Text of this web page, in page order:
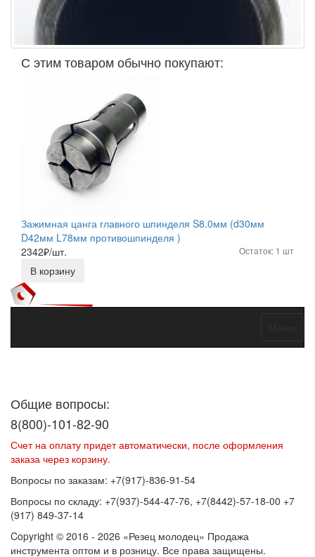
С этим товаром обычно покупают:
Зажимная цанга главного шпинделя S8.0мм (d30мм
D42мм L78мм противошпинделя )
2342₽/шт. Остаток: 1 шт
В корзину
Общие вопросы:
8(800)-101-82-90
Счет на оплату придет автоматически, после оформления
заказа через корзину.
Вопросы по заказам: +7(917)-836-91-54
Вопросы по складу: +7(937)-544-47-76, +7(8442)-57-18-00 +7
(917) 849-37-14
Copyright © 2016 - 2026 «Резец молодец» Продажа
инструмента оптом и в розницу. Все права защищены.